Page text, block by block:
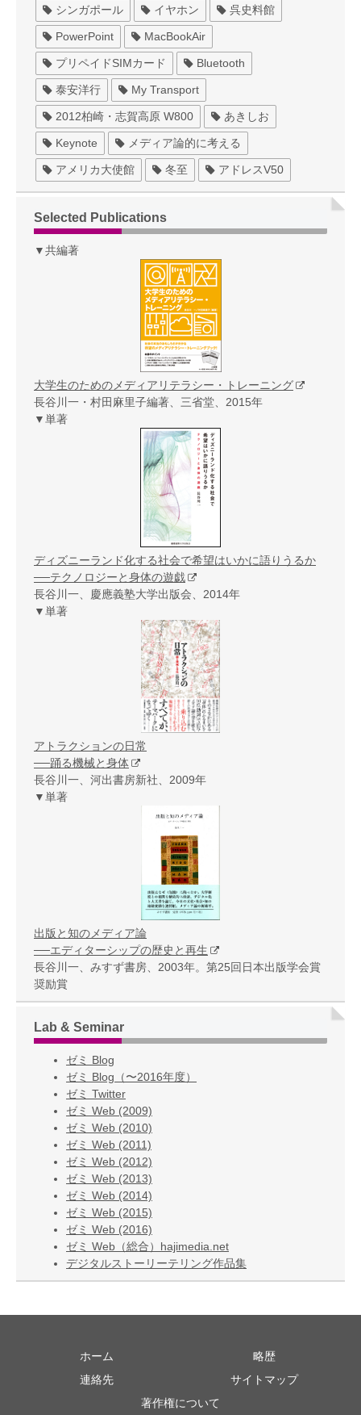
シンガポール イヤホン 呉史料館
PowerPoint MacBookAir
プリペイドSIMカード Bluetooth
泰安洋行 My Transport
2012柏崎・志賀高原 W800 あきしお
Keynote メディア論的に考える
アメリカ大使館 冬至 アドレスV50
Selected Publications
▼共編著
大学生のためのメディアリテラシー・トレーニング
長谷川一・村田麻里子編著、三省堂、2015年
▼単著
ディズニーランド化する社会で希望はいかに語りうるか
──テクノロジーと身体の遊戯
長谷川一、慶應義塾大学出版会、2014年
▼単著
アトラクションの日常
──踊る機械と身体
長谷川一、河出書房新社、2009年
▼単著
出版と知のメディア論
──エディターシップの歴史と再生
長谷川一、みすず書房、2003年。第25回日本出版学会賞
奨励賞
Lab & Seminar
ゼミ Blog
ゼミ Blog（〜2016年度）
ゼミ Twitter
ゼミ Web (2009)
ゼミ Web (2010)
ゼミ Web (2011)
ゼミ Web (2012)
ゼミ Web (2013)
ゼミ Web (2014)
ゼミ Web (2015)
ゼミ Web (2016)
ゼミ Web（総合）hajimedia.net
デジタルストーリーテリング作品集
ホーム
略歴
連絡先
サイトマップ
著作権について